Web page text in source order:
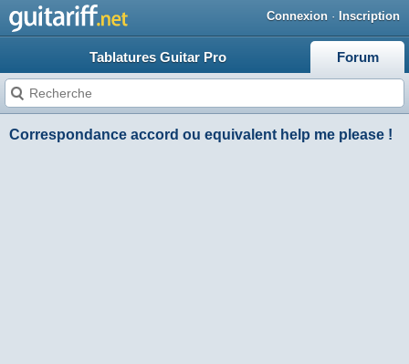
Connexion · Inscription
Tablatures Guitar Pro Forum
Correspondance accord ou equivalent help me please !